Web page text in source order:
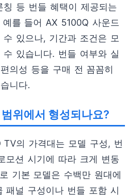
칭 등 번들 혜택이 제공되는
를 들어 AX 5100Q 사운드
있으나, 기간과 조건은 모
있습니다. 번들 여부와 실
의성 등을 구매 전 꼼꼼히
니다.
위에서 형성되나요?
의 가격대는 모델 구성, 번
모션 시기에 따라 크게 변동
기본 모델은 수백만 원대에
패널 구성이나 번들 포함 시